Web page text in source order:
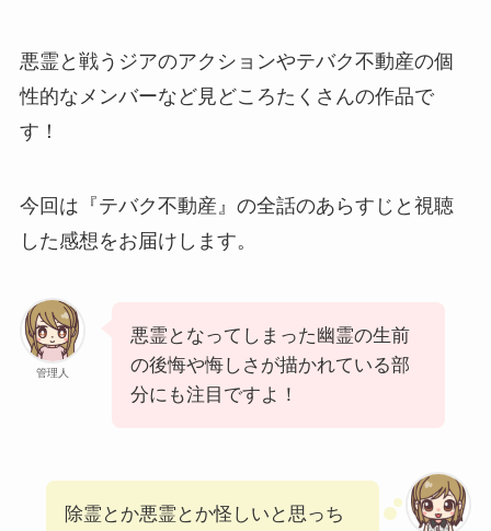
悪霊と戦うジアのアクションやテバク不動産の個
性的なメンバーなど見どころたくさんの作品で
す！
今回は『テバク不動産』の全話のあらすじと視聴
した感想をお届けします。
管理人
悪霊となってしまった幽霊の生前
の後悔や悔しさが描かれている部
分にも注目ですよ！
除霊とか悪霊とか怪しいと思っち